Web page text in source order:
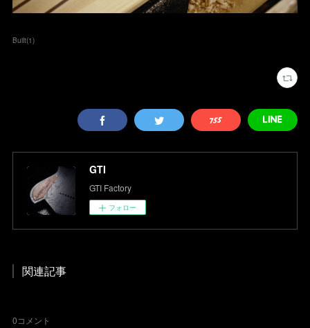
Built(1)
GTI
GTI Factory
フォロー
関連記事
0コメント